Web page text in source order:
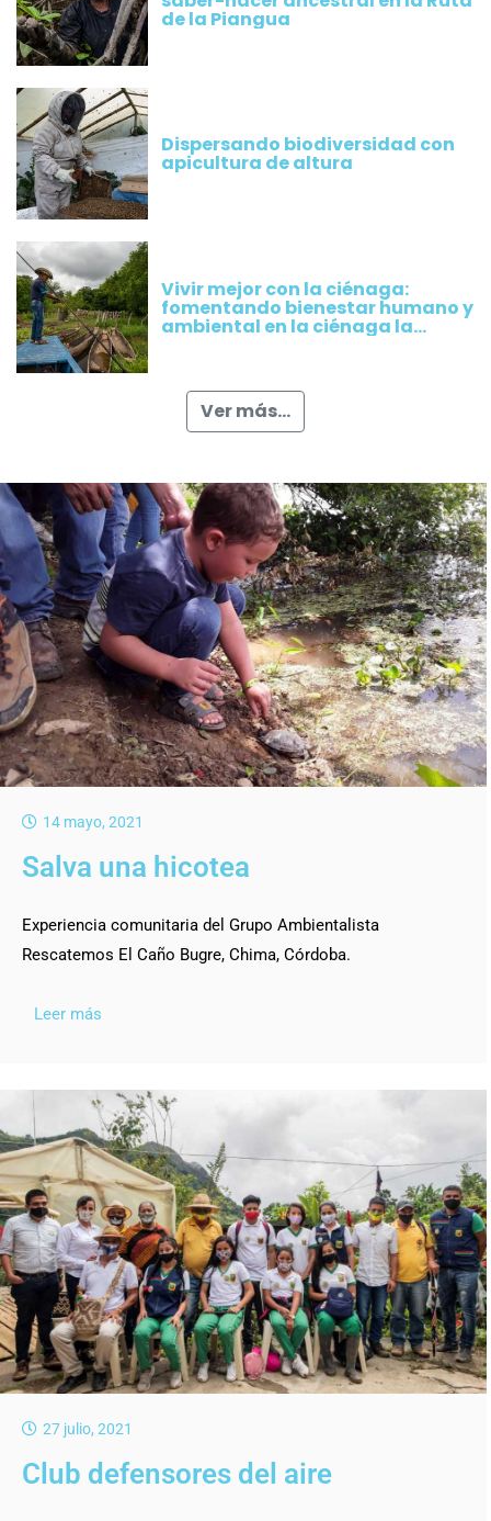
de la Piangua
Dispersando biodiversidad con
apicultura de altura
Vivir mejor con la ciénaga:
fomentando bienestar humano y
ambiental en la ciénaga la
Ver más...
14 mayo, 2021
Salva una hicotea
Experiencia comunitaria del Grupo Ambientalista
Rescatemos El Caño Bugre, Chima, Córdoba.
Leer más
27 julio, 2021
Club defensores del aire